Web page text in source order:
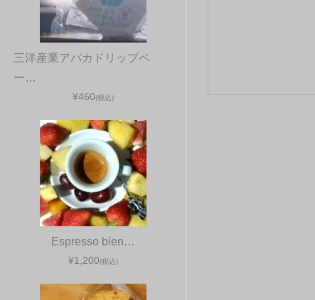
三洋産業アバカドリップペ
ー…
¥460(税込)
Espresso blen…
¥1,200(税込)